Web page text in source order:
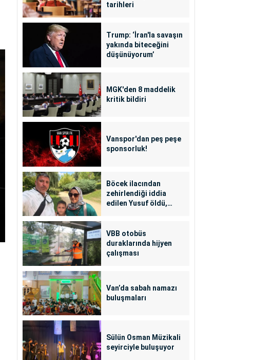
tarihleri
Trump: ‘İran'la savaşın
yakında biteceğini
düşünüyorum’
MGK'den 8 maddelik
kritik bildiri
Vanspor'dan peş peşe
sponsorluk!
Böcek ilacından
zehirlendiği iddia
edilen Yusuf öldü,
VBB otobüs
duraklarında hijyen
çalışması
Van’da sabah namazı
buluşmaları
Sülün Osman Müzikali
seyirciyle buluşuyor